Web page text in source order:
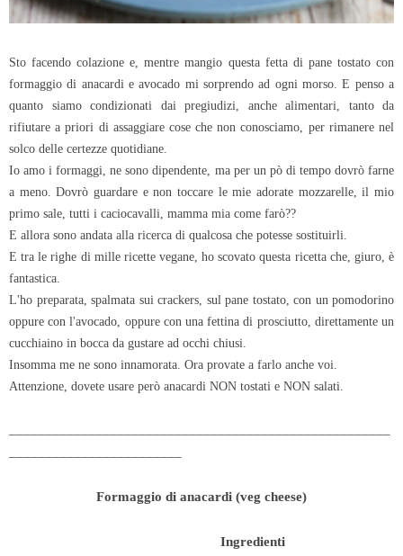
Sto facendo colazione e, mentre mangio questa fetta di pane tostato con
formaggio di anacardi e avocado mi sorprendo ad ogni morso. E penso a
quanto siamo condizionati dai pregiudizi, anche alimentari, tanto da
rifiutare a priori di assaggiare cose che non conosciamo, per rimanere nel
solco delle certezze quotidiane.
Io amo i formaggi, ne sono dipendente, ma per un pò di tempo dovrò farne
a meno. Dovrò guardare e non toccare le mie adorate mozzarelle, il mio
primo sale, tutti i caciocavalli, mamma mia come farò??
E allora sono andata alla ricerca di qualcosa che potesse sostituirli.
E tra le righe di mille ricette vegane, ho scovato questa ricetta che, giuro, è
fantastica.
L'ho preparata, spalmata sui crackers, sul pane tostato, con un pomodorino
oppure con l'avocado, oppure con una fettina di prosciutto, direttamente un
cucchiaino in bocca da gustare ad occhi chiusi.
Insomma me ne sono innamorata. Ora provate a farlo anche voi.
Attenzione, dovete usare però anacardi NON tostati e NON salati.
Formaggio di anacardi (veg cheese)
Ingredienti